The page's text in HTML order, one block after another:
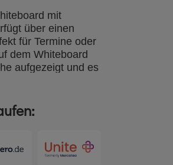
mit
über einen
für Termine oder
dem Whiteboard
aufgezeigt und es
Notiztafel-
mit Magneten
Der Stift
Lieferung erfolgt mit
Größe: